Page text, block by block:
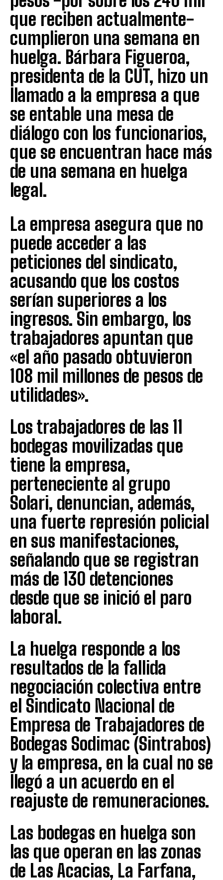
que reciben actualmente-
cumplieron una semana en
huelga. Bárbara Figueroa,
presidenta de la CUT, hizo un
llamado a la empresa a que
se entable una mesa de
diálogo con los funcionarios,
que se encuentran hace más
de una semana en huelga
legal.
La empresa asegura que no
puede acceder a las
peticiones del sindicato,
acusando que los costos
serían superiores a los
ingresos. Sin embargo, los
trabajadores apuntan que
«el año pasado obtuvieron
108 mil millones de pesos de
utilidades».
Los trabajadores de las 11
bodegas movilizadas que
tiene la empresa,
perteneciente al grupo
Solari, denuncian, además,
una fuerte represión policial
en sus manifestaciones,
señalando que se registran
más de 130 detenciones
desde que se inició el paro
laboral.
La huelga responde a los
resultados de la fallida
negociación colectiva entre
el Sindicato Nacional de
Empresa de Trabajadores de
Bodegas Sodimac (Sintrabos)
y la empresa, en la cual no se
llegó a un acuerdo en el
reajuste de remuneraciones.
Las bodegas en huelga son
las que operan en las zonas
de Las Acacias, La Farfana,